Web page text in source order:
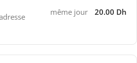
même jour 20.00 Dh